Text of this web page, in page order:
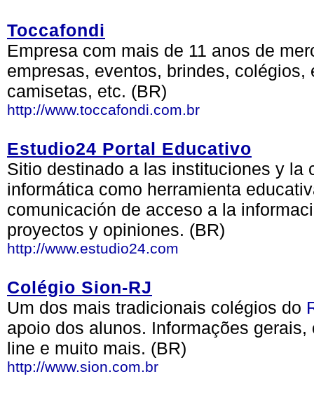
Toccafondi
Empresa com mais de 11 anos de
empresas, eventos, brindes,
camisetas, etc. (BR)
http://www.toccafondi.com.br
Estudio24 Portal Educativo
Sitio destinado a las instituciones y la
informática como herramienta
comunicación de acceso a la
proyectos y opiniones. (BR)
http://www.estudio24.com
Colégio Sion-RJ
Um dos mais tradicionais colégios do
apoio dos alunos. Informações
line e muito mais. (BR)
http://www.sion.com.br